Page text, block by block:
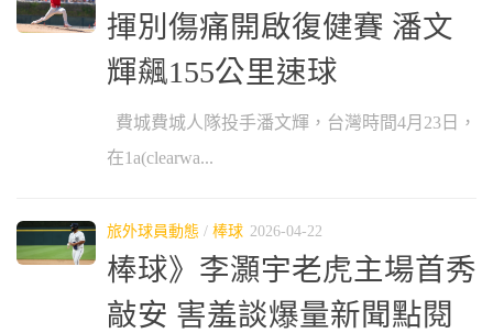
揮別傷痛開啟復健賽 潘文
輝飆155公里速球
費城費城人隊投手潘文輝，台灣時間4月23日，
在1a(clearwa...
旅外球員動態 / 棒球 2026-04-22
棒球》李灝宇老虎主場首秀
敲安 害羞談爆量新聞點閱